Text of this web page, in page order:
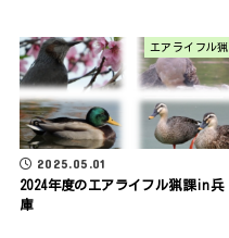
エアライフル猟
2025.05.01
2024年度のエアライフル猟課in兵
庫